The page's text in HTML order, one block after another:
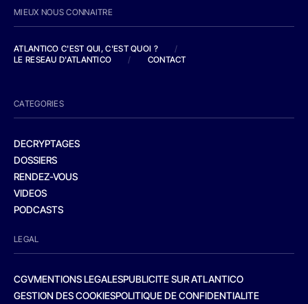
MIEUX NOUS CONNAITRE
ATLANTICO C'EST QUI, C'EST QUOI ?
/
LE RESEAU D'ATLANTICO
/ CONTACT
CATEGORIES
DECRYPTAGES
DOSSIERS
RENDEZ-VOUS
VIDEOS
PODCASTS
LEGAL
CGVMENTIONS LEGALESPUBLICITE SUR ATLANTICO
GESTION DES COOKIESPOLITIQUE DE CONFIDENTIALITE